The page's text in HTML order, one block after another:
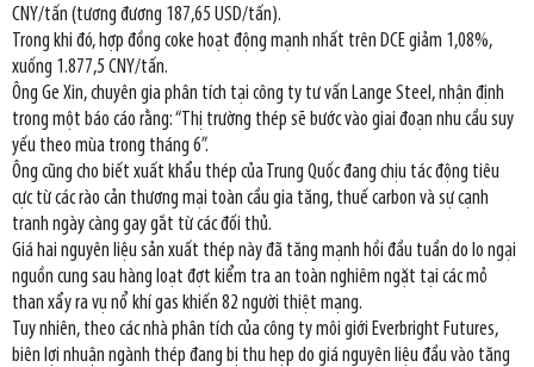
CNY/tấn (tương đương 187,65 USD/tấn).
Trong khi đó, hợp đồng coke hoạt động mạnh nhất trên DCE giảm 1,08%,
xuống 1.877,5 CNY/tấn.
Ông Ge Xin, chuyên gia phân tích tại công ty tư vấn Lange Steel, nhận định
trong một báo cáo rằng: “Thị trường thép sẽ bước vào giai đoạn nhu cầu suy
yếu theo mùa trong tháng 6”.
Ông cũng cho biết xuất khẩu thép của Trung Quốc đang chịu tác động tiêu
cực từ các rào cản thương mại toàn cầu gia tăng, thuế carbon và sự cạnh
tranh ngày càng gay gắt từ các đối thủ.
Giá hai nguyên liệu sản xuất thép này đã tăng mạnh hồi đầu tuần do lo ngại
nguồn cung sau hàng loạt đợt kiểm tra an toàn nghiêm ngặt tại các mỏ
than xẩy ra vụ nổ khí gas khiến 82 người thiệt mạng.
Tuy nhiên, theo các nhà phân tích của công ty môi giới Everbright Futures,
biên lợi nhuận ngành thép đang bị thu hẹp do giá nguyên liệu đầu vào tăng